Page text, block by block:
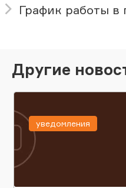
График работы
Другие
уведомления